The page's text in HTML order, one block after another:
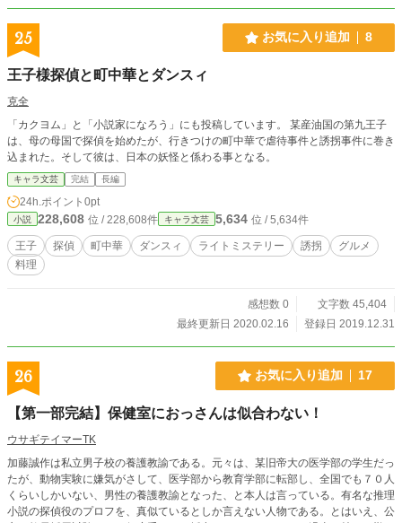
25 お気に入り追加 8
王子様探偵と町中華とダンスィ
克全
「カクヨム」と「小説家になろう」にも投稿しています。 某産油国の第九王子
は、母の母国で探偵を始めたが、行きつけの町中華で虐待事件と誘拐事件に巻き
込まれた。そして彼は、日本の妖怪と係わる事となる。
キャラ文芸 完結 長編
24h.ポイント 0pt
小説 228,608 位 / 228,608件 キャラ文芸 5,634 位 / 5,634件
王子 探偵 町中華 ダンスィ ライトミステリー 誘拐
グルメ
料理
感想数 0
文字数 45,404
最終更新日 2020.02.16
登録日 2019.12.31
26 お気に入り追加 17
【第一部完結】保健室におっさんは似合わない！
ウサギテイマーTK
加藤誠作は私立男子校の養護教諭である。元々は、某旧帝大の医学部の学生だっ
たが、動物実験に嫌気がさして、医学部から教育学部に転部し、全国でも７０人
くらいしかいない、男性の養護教諭となった、と本人は言っている。有名な推理
小説の探偵役のプロフを、真似ているとしか言えない人物である。とはいえ、公